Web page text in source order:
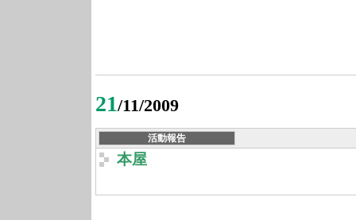
21/11/2009
活動報告
本屋